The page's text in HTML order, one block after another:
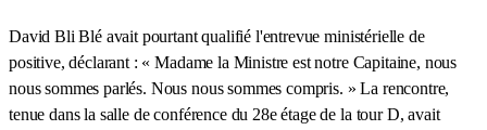
David Bli Blé avait pourtant qualifié l'entrevue ministérielle de
positive, déclarant : « Madame la Ministre est notre Capitaine, nous
nous sommes parlés. Nous nous sommes compris. » La rencontre,
tenue dans la salle de conférence du 28e étage de la tour D, avait